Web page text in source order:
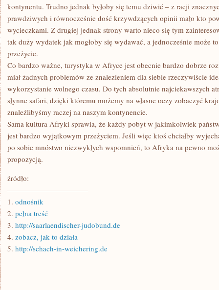
kontynentu. Trudno jednak byłoby się temu dziwić – z racji
prawdziwych i równocześnie dość krzywdzących opinii mało kto
wycieczkami. Z drugiej jednak strony warto nieco się tym
tak duży wydatek jak mogłoby się wydawać, a jednocześnie może
przeżycie.
Co bardzo ważne, turystyka w Afryce jest obecnie bardzo dobrze
miał żadnych problemów ze znalezieniem dla siebie rzeczywiście
wykorzystanie wolnego czasu. Do tych absolutnie najciekawszych
słynne safari, dzięki któremu możemy na własne oczy zobaczyć
znaleźlibyśmy raczej na naszym kontynencie.
Sama kultura Afryki sprawia, że każdy pobyt w jakimkolwiek
jest bardzo wyjątkowym przeżyciem. Jeśli więc ktoś chciałby
po sobie mnóstwo niezwykłych wspomnień, to Afryka na pewno
propozycją.
źródło:
———————————
1. odnośnik
2. pełna treść
3. http://saarlaendischer-judobund.de
4. zobacz, jak to działa
5. http://schach-in-weichering.de